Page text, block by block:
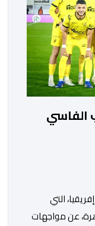
الفاسي
التي
عن مواجهات